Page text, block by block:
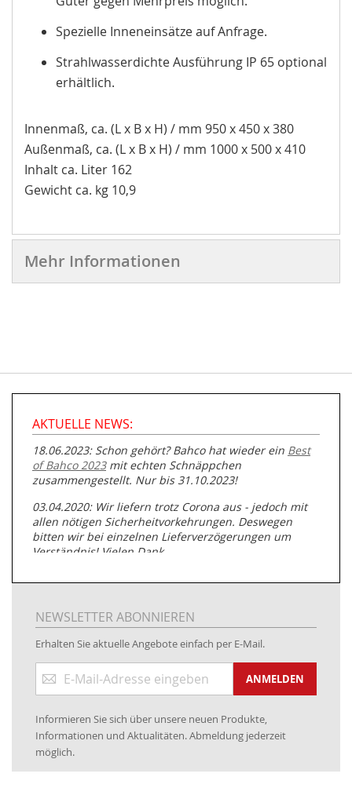
Spezielle Inneneinsätze auf Anfrage.
Strahlwasserdichte Ausführung IP 65 optional
erhältlich.
Innenmaß, ca. (L x B x H) / mm 950 x 450 x 380
Außenmaß, ca. (L x B x H) / mm 1000 x 500 x 410
Inhalt ca. Liter 162
Gewicht ca. kg 10,9
Mehr Informationen
AKTUELLE NEWS:
18.06.2023: Schon gehört? Bahco hat wieder ein Best
of Bahco 2023mit echten Schnäppchen
zusammengestellt. Nur bis 31.10.2023!
03.04.2020: Wir liefern trotz Corona aus - jedoch mit
allen nötigen Sicherheitvorkehrungen. Deswegen
bitten wir bei einzelnen Lieferverzögerungen um
Verständnis! Vielen Dank.
05.07.2019: Neuester Zugang zu unserer
Rohrbearbeitung
01.06.2019: Individuell
bedruckte Kabeltrommeln
www.kabeltrommeln-versand.de/Kabelbedruckung
04.11.2018: Überarbeitung der Corporate Identity (CI)
16.01.2017:JETZT NEU- Visa & MasterCard (inkl.
Maestro)
12.01.2017:JETZT NEU- giropay, SOFORT-Überweisung
NEWSLETTER ABONNIEREN
Erhalten Sie aktuelle Angebote einfach per E-Mail.
zum
ANMELDEN
Informieren Sie sich über unsere neuen Produkte,
Informationen und Aktualitäten. Abmeldung jederzeit
möglich.